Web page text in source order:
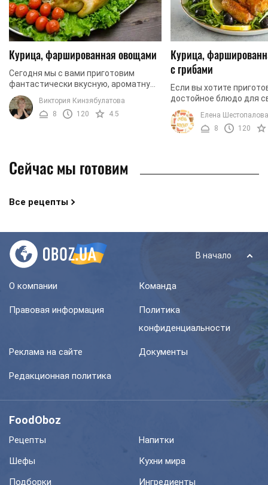
Курица, фаршированная овощами
Сегодня мы с вами приготовим
фантастически вкусную, ароматную
и невероятно привлекательную
запеченную курицу с овощами. Такое
блюдо должно появляться ...
Виктория Кинзябулатова
8
120 4.5
Курица,
с грибами
Если вы хотите
достойное блюдо для
этот рецепт,
понравится, ведь мы
курицу, фаршированную
Елена Шестопалова
8
120
Сейчас мы готовим
Все рецепты
В начало
О компании Команда
Правовая информация
Политика
конфиденциальности
Реклама на сайте Документы
Редакционная политика
FoodOboz
Рецепты
Напитки
Шефы
Кухни мира
Подборки
Ингредиенты